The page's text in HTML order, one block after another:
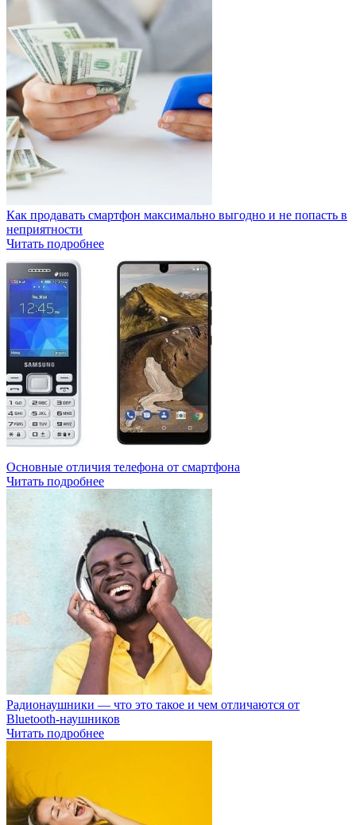
Как продавать смартфон максимально выгодно и не попасть в
неприятности
Читать подробнее
Основные отличия телефона от смартфона
Читать подробнее
Радионаушники — что это такое и чем отличаются от
Bluetooth-наушников
Читать подробнее